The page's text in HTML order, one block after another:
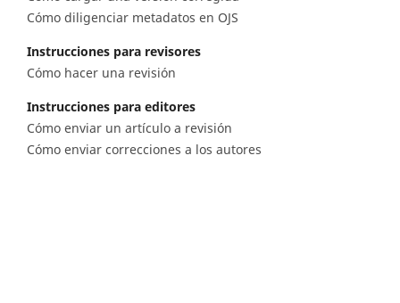
Cómo diligenciar metadatos en OJS
Instrucciones para revisores
Cómo hacer una revisión
Instrucciones para editores
Cómo enviar un artículo a revisión
Cómo enviar correcciones a los autores